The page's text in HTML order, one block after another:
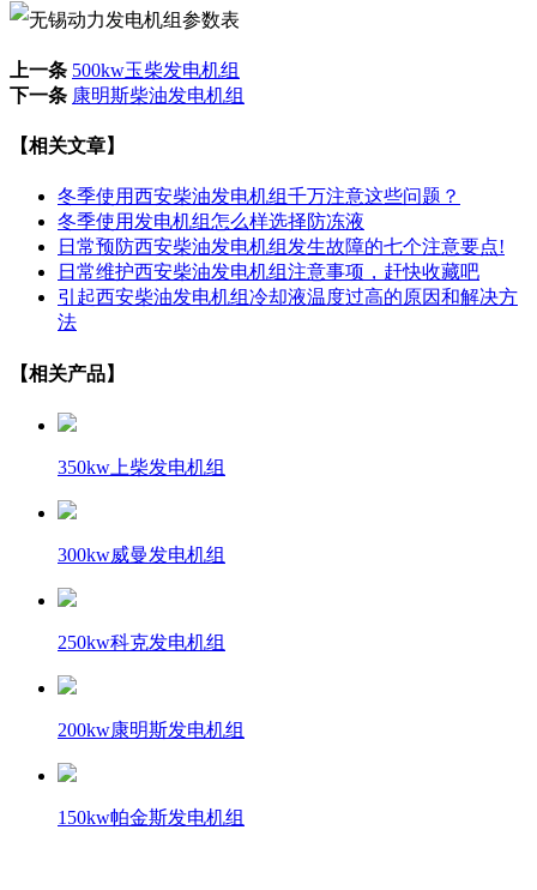
上一条 500kw玉柴发电机组
下一条 康明斯柴油发电机组
【相关文章】
冬季使用西安柴油发电机组千万注意这些问题？
冬季使用发电机组怎么样选择防冻液
日常预防西安柴油发电机组发生故障的七个注意要点!
日常维护西安柴油发电机组注意事项，赶快收藏吧
引起西安柴油发电机组冷却液温度过高的原因和解决方
法
【相关产品】
350kw上柴发电机组
300kw威曼发电机组
250kw科克发电机组
200kw康明斯发电机组
150kw帕金斯发电机组